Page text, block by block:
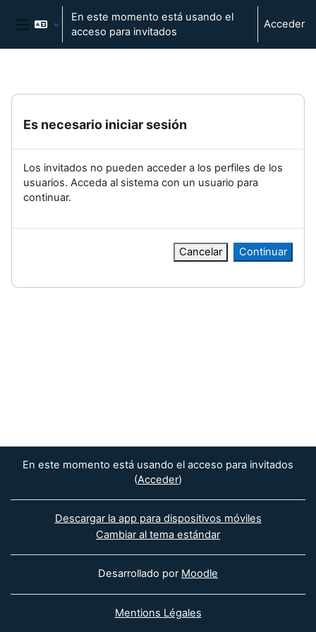
Salta al contenido principal
Panel lateral
En este momento está usando el
acceso para invitados
Acceder
Es necesario iniciar sesión
Los invitados no pueden acceder a los perfiles de los
usuarios. Acceda al sistema con un usuario para
continuar.
Cancelar Continuar
En este momento está usando el acceso para invitados
(Acceder)
Descargar la app para dispositivos móviles
Cambiar al tema estándar
Desarrollado por Moodle
Mentions Légales